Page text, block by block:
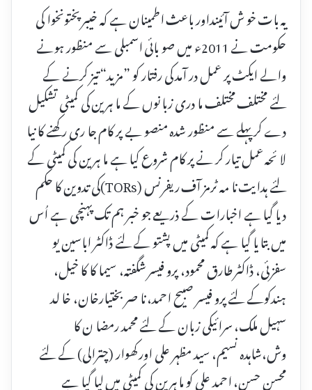
یہ بات خو ش آئینداور باعث اطمینان ہے کہ خیبر پختونخوا کی
حکومت نے 2011ء میں صو بائی اسمبلی سے منظور ہونے
والے ایکٹ پر عمل در آمد کی رفتار کو ”مزید“ تیز کرنے کے
لئے مختلف مختلف ما دری زبا نوں کے ما ہرین کی کمیٹی تشکیل
دے کر پہلے سے منظور شدہ منصو بے پر کام جا ری رکھنے کا نیا
لا ئحہ عمل تیار کر نے پر کام شروع کیا ہے ما ہرین کی کمیٹی کے
لئے ہدایت نا مہ ٹرمز آف ریفرنس (TORs)کی تدوین کا حکم
دیا گیا ہے اخبارات کے ذریعے جو خبر ہم تک پہنچی ہے اُس
میں بتا یا گیا ہے کہ کمیٹی میں پشتو کے لئے ڈاکٹر اباسین یو
سفزئی، ڈاکٹر طارق محمود، پرو فیسر شگفتہ، سیما کا کا خیل،
ہندکوکے لئے پرو فیسر صبیح احمد، نا صر بختیارخان، خا لد
سہیل ملک، سرائیکی زبان کے لئے محمد رمضا ن کا
وش،شاہدہ نسیم، سید مظہر علی اور کھوار (چترالی) کے لئے
محسن حسن، احمد علی کو ما ہرین کی کمیٹی میں لیا گیا ہے